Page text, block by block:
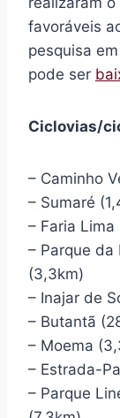
favoráveis
pesquisa
pode ser
Ciclovias/
– Caminho
– Sumaré
– Faria Lima
– Parque da
(3,3km)
– Inajar de
– Butantã
– Moema
– Estrada-
– Parque